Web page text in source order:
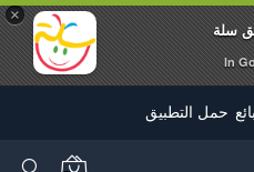
×
حمل التطبيق